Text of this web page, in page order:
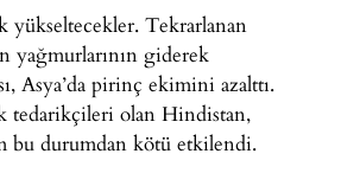
yükseltecekler. Tekrarlanan
yağmurlarının giderek
Asya’da pirinç ekimini azalttı.
tedarikçileri olan Hindistan,
bu durumdan kötü etkilendi.